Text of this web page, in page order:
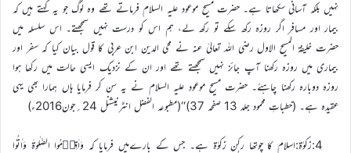
نہیں بلکہ آسانی سکھاتا ہے۔ حضرت مسیح موعود علیہ السلام فرماتے تھے وہ لوگ جو یہ کہتے ہیں کہ
بیمار اور مسافر اگر روزہ رکھ سکے تو رکھ لے، ہم اس کو درست نہیں سمجھتے۔ اس سلسلہ میں
حضرت خلیفۃ المسیح الاول رضی اللہ تعالیٰ عنہ نے محی الدین ابن عربی کا قول بیان کیا کہ سفر اور
بیماری میں روزہ رکھنا آپ جائز نہیں سمجھتے تھے اور ان کے نزدیک ایسی حالت میں رکھا ہوا
روزہ دوبارہ رکھنا چاہئے۔ حضرت مسیح موعود علیہ السلام نے یہ سن کر فرمایا ہاں ہمارا بھی یہی
عقیدہ ہے۔ (خطباتِ محمود جلد 13 صفحہ 37)‘‘(مطبوعہ الفضل انٹرنیشنل 24؍جون2016ء)
4:زکوٰۃ:اسلام کا چوتھا رکن زکوٰۃ ہے۔ جس کے بارےمیں فرمایا کہ وَاَقِیۡمُوا الصَّلٰوۃَ وَاٰتُوا